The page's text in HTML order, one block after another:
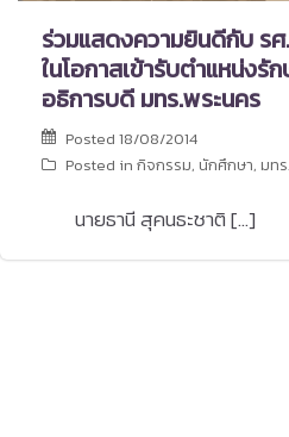
ร่วมแสดงความยินดีกับ ร
ในโอกาสเข้ารับตำแหน่งรั
อธิการบดี มทร.พระนคร
Posted 18/08/2014
Posted in กิจกรรม, นักศึกษา, มท
นายธานี สุคนธะชาติ […]